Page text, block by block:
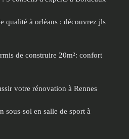
qualité à orléans : découvrez jls
de construire 20m²: confort
votre rénovation à Rennes
sous-sol en salle de sport à